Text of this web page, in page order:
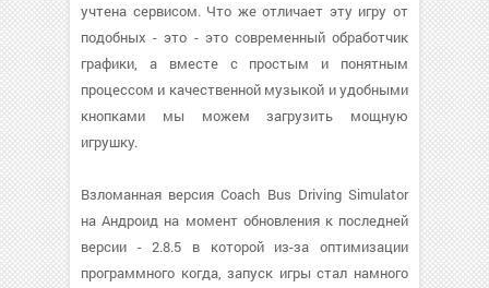
учтена сервисом. Что же отличает эту игру от
подобных - это - это современный обработчик
графики, а вместе с простым и понятным
процессом и качественной музыкой и удобными
кнопками мы можем загрузить мощную
игрушку.
Взломанная версия Coach Bus Driving Simulator
на Андроид на момент обновления к последней
версии - 2.8.5 в которой из-за оптимизации
программного когда, запуск игры стал намного